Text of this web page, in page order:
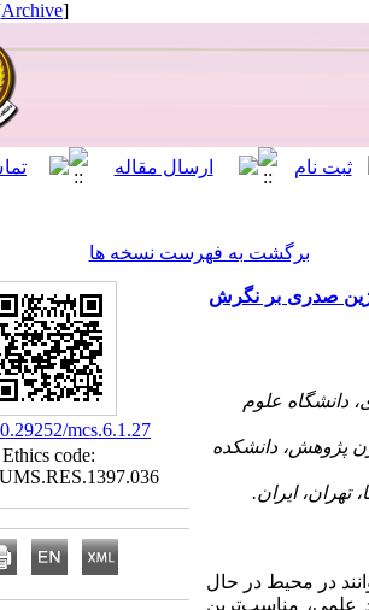
[
Archive
برگشت به فهرست نسخه ها
صدری بر نگرش
دانشگاه علوم
پژوهش، دانشکده
در محیط در حال
علمی، مناسب‌ترین
mcs.6.1.27
Ethics code: